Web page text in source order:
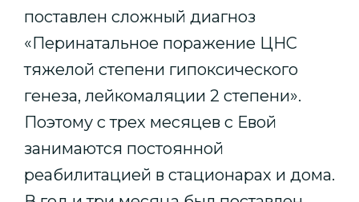
поставлен сложный диагноз
«Перинатальное поражение ЦНС
тяжелой степени гипоксического
генеза, лейкомаляции 2 степени».
Поэтому с трех месяцев с Евой
занимаются постоянной
реабилитацией в стационарах и дома.